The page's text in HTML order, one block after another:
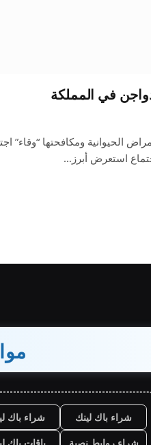
في المملكة
الحيوانية ومكافحتها “وقاء”
استعرض أبرز…
شراء باك لينك
شراء باك